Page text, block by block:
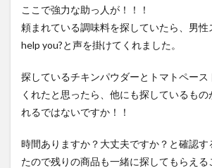
ここで強力な助っ人が！！！
頼まれている調味料を探していたら、男性
help you?と声を掛けてくれました。
探しているチキンパウダーとトマトペース
くれたと思ったら、他にも探しているもの
れるではないですか！！
時間ありますか？大丈夫ですか？と確認
たので残りの商品も一緒に探してもらえる